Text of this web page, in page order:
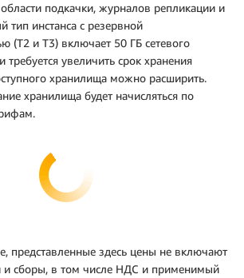
подкачки, журналов репликации и
тип инстанса с резервной
(T2 и T3) включает 50 ГБ сетевого
требуется увеличить срок хранения
хранилища можно расширить.
хранилища будет начисляться по
представленные здесь цены не включают
и сборы, в том числе НДС и применимый